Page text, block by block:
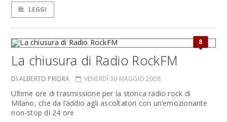
LEGGI
8
La chiusura di Radio RockFM
DI ALBERTO PRIORA VENERDÌ 30 MAGGIO 2008
Ultime ore di trasmissione per la storica radio rock di
Milano, che da l’addio agli ascoltatori con un’emozionante
non-stop di 24 ore